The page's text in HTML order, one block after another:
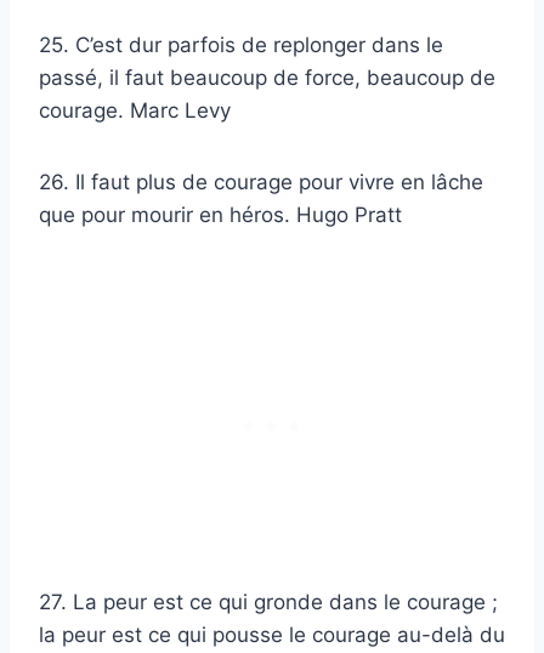
25. C’est dur parfois de replonger dans le
passé, il faut beaucoup de force, beaucoup de
courage. Marc Levy
26. Il faut plus de courage pour vivre en lâche
que pour mourir en héros. Hugo Pratt
27. La peur est ce qui gronde dans le courage ;
la peur est ce qui pousse le courage au-delà du